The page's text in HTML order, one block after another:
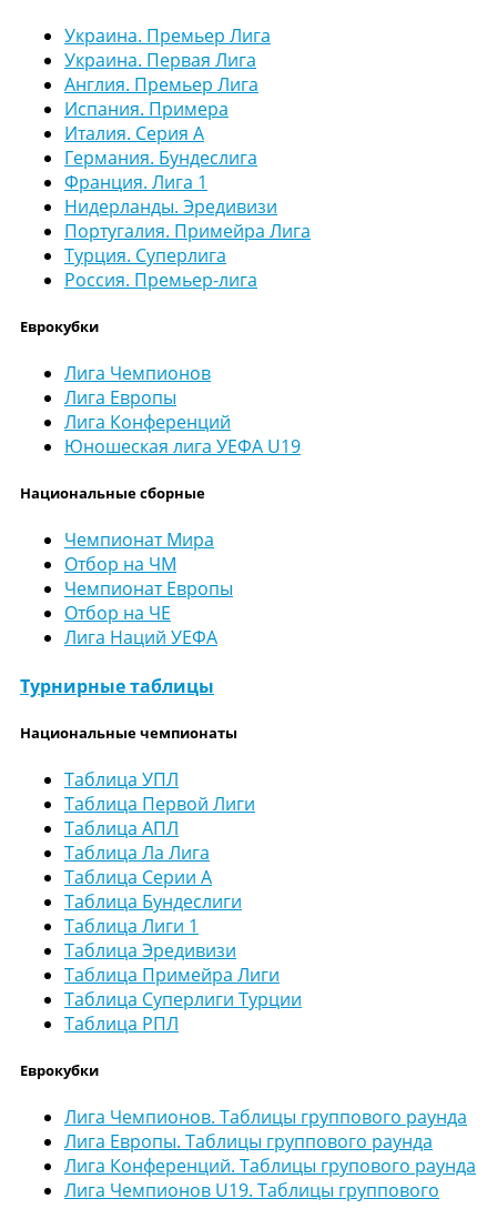
Украина. Премьер Лига
Украина. Первая Лига
Англия. Премьер Лига
Испания. Примера
Италия. Серия А
Германия. Бундеслига
Франция. Лига 1
Нидерланды. Эредивизи
Португалия. Примейра Лига
Турция. Суперлига
Россия. Премьер-лига
Еврокубки
Лига Чемпионов
Лига Европы
Лига Конференций
Юношеская лига УЕФА U19
Национальные сборные
Чемпионат Мира
Отбор на ЧМ
Чемпионат Европы
Отбор на ЧЕ
Лига Наций УЕФА
Турнирные таблицы
Национальные чемпионаты
Таблица УПЛ
Таблица Первой Лиги
Таблица АПЛ
Таблица Ла Лига
Таблица Серии А
Таблица Бундеслиги
Таблица Лиги 1
Таблица Эредивизи
Таблица Примейра Лиги
Таблица Суперлиги Турции
Таблица РПЛ
Еврокубки
Лига Чемпионов. Таблицы группового раунда
Лига Европы. Таблицы группового раунда
Лига Конференций. Таблицы групового раунда
Лига Чемпионов U19. Таблицы группового